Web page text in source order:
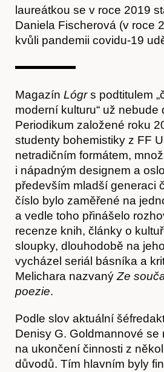
laureátkou se v roce 2019
Daniela Fischerová (v roce
kvůli pandemii covidu-19
Magazín Lógrs podtitulem
moderní kulturu“ už nebude
Periodikum založené roku
studenty bohemistiky z FF
netradičním formátem,
i nápadným designem a
především mladší generaci
číslo bylo zaměřené na
a vedle toho přinášelo
recenze knih, články o
sloupky, dlouhodobě na
vycházel seriál básníka a
Melichara nazvaný Ze
poezie.
Podle slov aktuální
Denisy G. Goldmannové se
na ukončení činnosti z
důvodů. Tím hlavním byly